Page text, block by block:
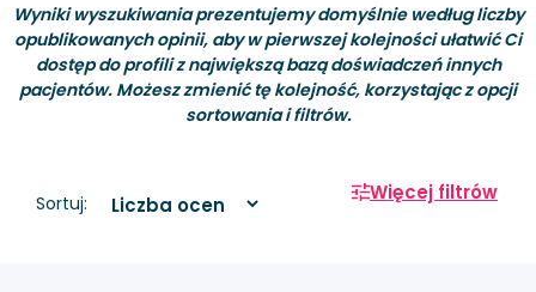
Wyniki wyszukiwania prezentujemy domyślnie według liczby
opublikowanych opinii, aby w pierwszej kolejności ułatwić Ci
dostęp do profili z największą bazą doświadczeń innych
pacjentów. Możesz zmienić tę kolejność, korzystając z opcji
sortowania i filtrów.
Sortuj: Więcej filtrów